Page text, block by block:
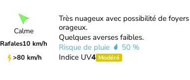
Calme
Rafales10 km/h
>80 km/h
Très nuageux avec possibilité de foyers
orageux.
Quelques averses faibles.
Risque de pluie
50 %
Indice UV4 Modéré